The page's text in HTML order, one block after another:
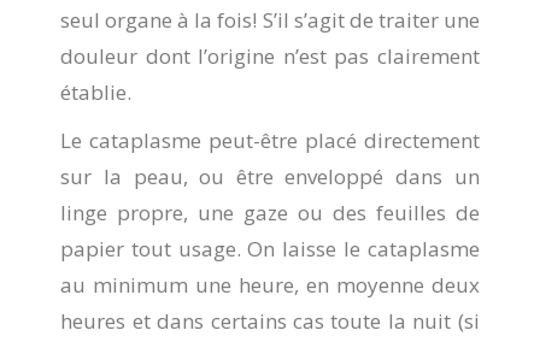
seul organe à la fois! S’il s’agit de traiter une
douleur dont l’origine n’est pas clairement
établie.
Le cataplasme peut-être placé directement
sur la peau, ou être enveloppé dans un
linge propre, une gaze ou des feuilles de
papier tout usage. On laisse le cataplasme
au minimum une heure, en moyenne deux
heures et dans certains cas toute la nuit (si